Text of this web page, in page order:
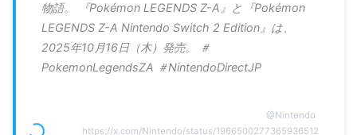
物語。 『Pokémon LEGENDS Z-A』と『Pokémon
LEGENDS Z-A Nintendo Switch 2 Edition』は、
2025年10月16日（木）発売。 ＃
PokemonLegendsZA ＃NintendoDirectJP
@Nintendo
https://x.com/Nintendo/status/1966500277365936512